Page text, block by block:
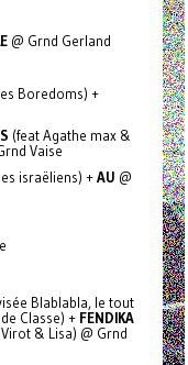
@ Grnd Gerland
Boredoms) +
(feat Agathe max &
Vaise
israëliens) +AU @
Blablabla, le tout
Classe) + FENDIKA
& Lisa) @ Grnd